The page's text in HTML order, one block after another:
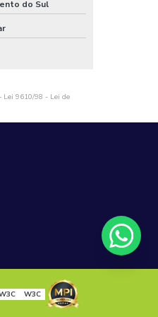
industriais
do Sul
Lei 9610/98 - Lei de
W3C